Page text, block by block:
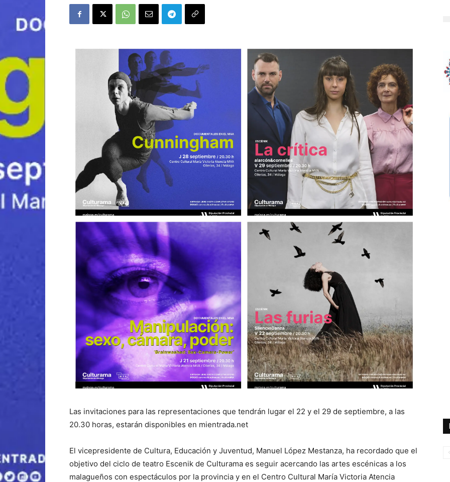
Las invitaciones para las representaciones que tendrán lugar el 22 y el 29 de septiembre, a las
20.30 horas, estarán disponibles en mientrada.net
El vicepresidente de Cultura, Educación y Juventud, Manuel López Mestanza, ha recordado que el
objetivo del ciclo de teatro Escenik de Culturama es seguir acercando las artes escénicas a los
malagueños con espectáculos por la provincia y en el Centro Cultural María Victoria Atencia